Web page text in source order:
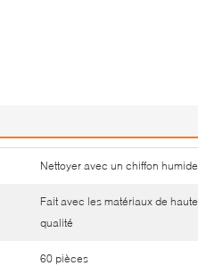
Nettoyer avec un chiffon humide
Fait avec les matériaux de haute
qualité
60 pièces